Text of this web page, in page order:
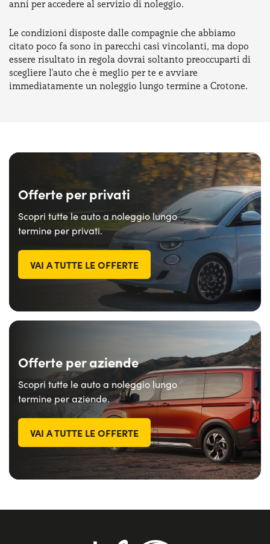
anni per accedere al servizio di noleggio.
Le condizioni disposte dalle compagnie che abbiamo
citato poco fa sono in parecchi casi vincolanti, ma dopo
essere risultato in regola dovrai soltanto preoccuparti di
scegliere l'auto che è meglio per te e avviare
immediatamente un noleggio lungo termine a Crotone.
Offerte per privati
Scopri tutte le auto a noleggio lungo
termine per privati.
VAI A TUTTE LE OFFERTE
Offerte per aziende
Scopri tutte le auto a noleggio lungo
termine per aziende.
VAI A TUTTE LE OFFERTE